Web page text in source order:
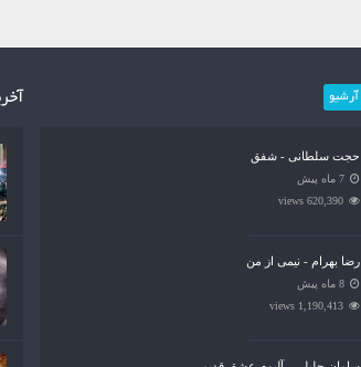
آرشیو
حجت سلطانی - شفق
7 ماه پیش
620,390 views
رضا بهرام - نیمی از من
8 ماه پیش
1,190,413 views